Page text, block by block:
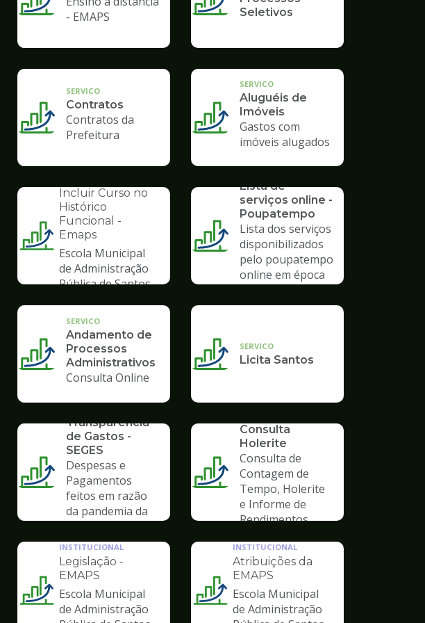
- EMAPS
Seletivos
SERVICO
Contratos
Contratos da
Prefeitura
SERVICO
Aluguéis de
Imóveis
Gastos com
imóveis alugados
Ilustração
pagina
de
Gestão
Incluir Curso no
Histórico
Funcional -
Emaps
Escola Municipal
de Administração
Pública de Santos
Lista de
serviços online -
Poupatempo
Lista dos serviços
disponibilizados
pelo poupatempo
online em época
SERVICO
Andamento de
Processos
Administrativos
Consulta Online
SERVICO
Licita Santos
Transparência
de Gastos -
SEGES
Despesas e
Pagamentos
feitos em razão
da pandemia da
Consulta
Holerite
Consulta de
Contagem de
Tempo, Holerite
e Informe de
Rendimentos
Ilustração
INSTITUCIONAL
Legislação -
EMAPS
Escola Municipal
de Administração
Ilustração
INSTITUCIONAL
Atribuições da
EMAPS
Escola Municipal
de Administração